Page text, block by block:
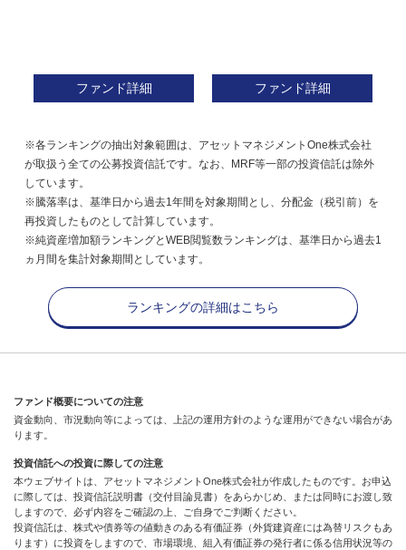
ファンド詳細 ファンド詳細
※各ランキングの抽出対象範囲は、アセットマネジメントOne株式会社
が取扱う全ての公募投資信託です。なお、MRF等一部の投資信託は除外
しています。
※騰落率は、基準日から過去1年間を対象期間とし、分配金（税引前）を
再投資したものとして計算しています。
※純資産増加額ランキングとWEB閲覧数ランキングは、基準日から過去1
ヵ月間を集計対象期間としています。
ランキングの詳細はこちら
ファンド概要についての注意
資金動向、市況動向等によっては、上記の運用方針のような運用ができない場合があ
ります。
投資信託への投資に際しての注意
本ウェブサイトは、アセットマネジメントOne株式会社が作成したものです。お申込
に際しては、投資信託説明書（交付目論見書）をあらかじめ、または同時にお渡し致
しますので、必ず内容をご確認の上、ご自身でご判断ください。
投資信託は、株式や債券等の値動きのある有価証券（外貨建資産には為替リスクもあ
ります）に投資をしますので、市場環境、組入有価証券の発行者に係る信用状況等の